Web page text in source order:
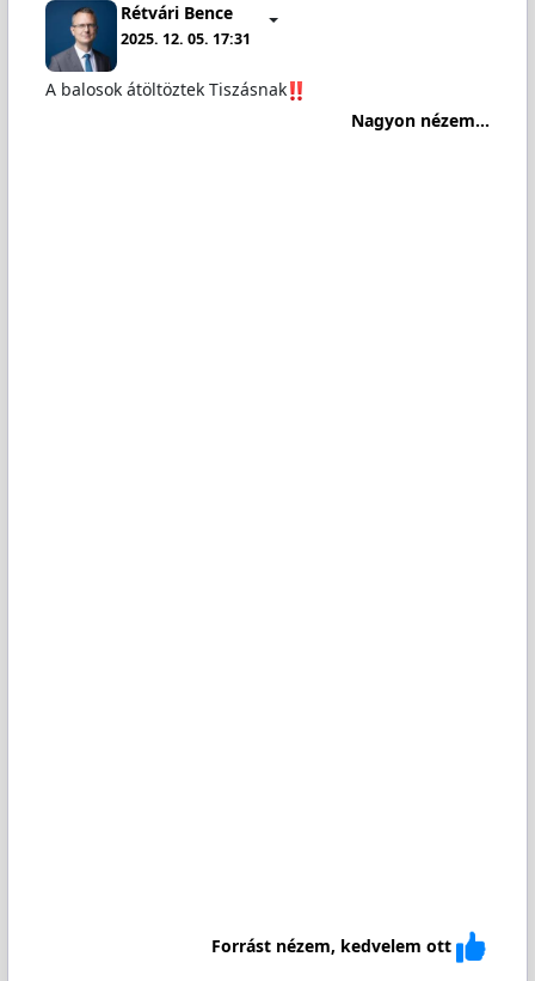
Rétvári Bence
2025. 12. 05. 17:31
A balosok átöltöztek Tiszásnak
Nagyon nézem...
Forrást nézem, kedvelem ott